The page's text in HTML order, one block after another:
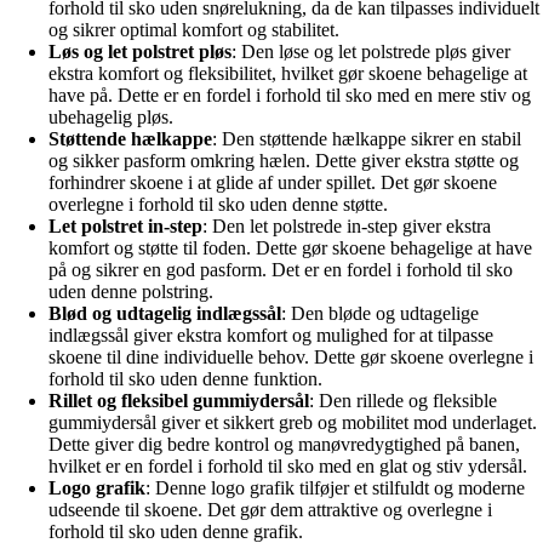
forhold til sko uden snørelukning, da de kan tilpasses individuelt
og sikrer optimal komfort og stabilitet.
Løs og let polstret pløs: Den løse og let polstrede pløs giver
ekstra komfort og fleksibilitet, hvilket gør skoene behagelige at
have på. Dette er en fordel i forhold til sko med en mere stiv og
ubehagelig pløs.
Støttende hælkappe: Den støttende hælkappe sikrer en stabil
og sikker pasform omkring hælen. Dette giver ekstra støtte og
forhindrer skoene i at glide af under spillet. Det gør skoene
overlegne i forhold til sko uden denne støtte.
Let polstret in-step: Den let polstrede in-step giver ekstra
komfort og støtte til foden. Dette gør skoene behagelige at have
på og sikrer en god pasform. Det er en fordel i forhold til sko
uden denne polstring.
Blød og udtagelig indlægssål: Den bløde og udtagelige
indlægssål giver ekstra komfort og mulighed for at tilpasse
skoene til dine individuelle behov. Dette gør skoene overlegne i
forhold til sko uden denne funktion.
Rillet og fleksibel gummiydersål: Den rillede og fleksible
gummiydersål giver et sikkert greb og mobilitet mod underlaget.
Dette giver dig bedre kontrol og manøvredygtighed på banen,
hvilket er en fordel i forhold til sko med en glat og stiv ydersål.
Logo grafik: Denne logo grafik tilføjer et stilfuldt og moderne
udseende til skoene. Det gør dem attraktive og overlegne i
forhold til sko uden denne grafik.